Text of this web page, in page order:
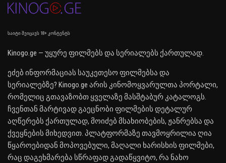
საიტი შეიცავს 18+ კონტენტს
Kinogo.ge — უყურე ფილმებს და სერიალებს ქართულად.
ეძებ ინფორმაციას საუკეთესო ფილმებსა და
სერიალებზე? Kinogo.ge არის კინომოყვარულთა პორტალი,
რომელიც გთავაზობთ ყველაზე მასშტაბურ კატალოგს.
ჩვენთან მარტივად გაეცნობი ფილმების დეტალურ
აღწერებს ქართულად, მოიძებ მსახიობების, ჟანრებსა და
ქვეყნების მიხედვით. პლატფორმაზე თავმოყრილია ღია
წყაროებიდან მოპოვებული, მაღალი ხარისხის ფილმები,
რაც დაგეხმარება სწრაფად გადაწყვიტო, რა ნახო